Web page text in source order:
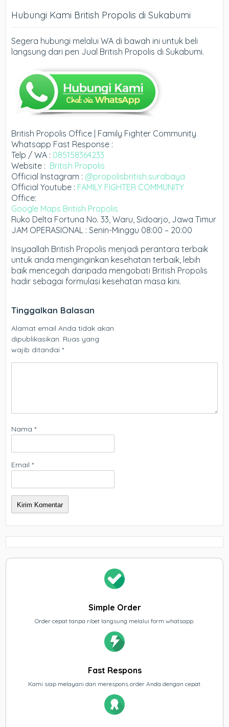
Hubungi Kami British Propolis di Sukabumi
Segera hubungi melalui WA di bawah ini untuk beli
langsung dari pen Jual British Propolis di Sukabumi.
British Propolis Office | Family Fighter Community
Whatsapp Fast Response :
Telp / WA : 085158364233
Website : British Propolis
Official Instagram : @propolisbritish.surabaya
Official Youtube : FAMILY FIGHTER COMMUNITY
Office:
Google Maps British Propolis
Ruko Delta Fortuna No. 33, Waru, Sidoarjo, Jawa Timur
JAM OPERASIONAL : Senin-Minggu 08:00 – 20:00
Insyaallah British Propolis menjadi perantara terbaik
untuk anda menginginkan kesehatan terbaik, lebih
baik mencegah daripada mengobati British Propolis
hadir sebagai formulasi kesehatan masa kini.
Tinggalkan Balasan
Alamat email Anda tidak akan
dipublikasikan. Ruas yang
wajib ditandai*
Nama*
Email*
Simple Order
Order cepat tanpa ribet langsung melalui form whatsapp.
Fast Respons
Kami siap melayani dan merespons order Anda dengan cepat.